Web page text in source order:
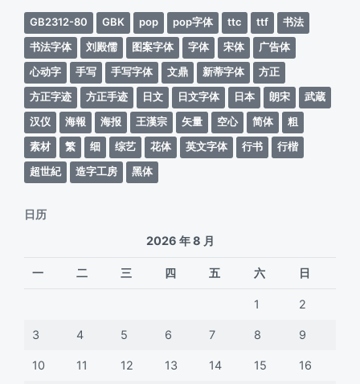
GB2312-80 GBK pop pop字体 ttc ttf
书法
书法字体
刘殿儒 图案字体 字体 宋体
广告体
心动字
手写 手写字体 文鼎 新蒂字体
方正
方正字迹
方正手迹 日文 日文字体 日本 朗宋
武蔵
汉仪
海報 海报 王漢宗 矢量 空心 简体
粗
素材
繁 细 综艺 花体 英文字体 行书
行楷
超世紀
造字工房 黑体
日历
2026 年 8 月
一 二 三 四 五 六 日
1 2
3 4 5 6 7 8 9
10 11 12 13 14 15 16